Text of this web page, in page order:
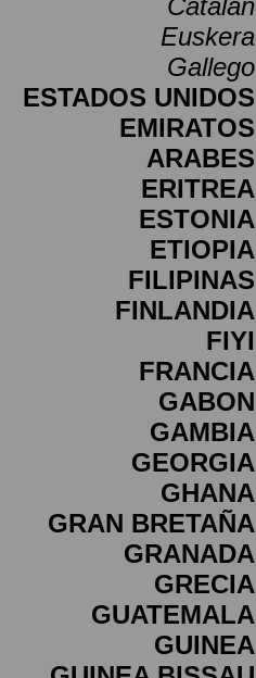
Catalán
Euskera
Gallego
ESTADOS UNIDOS
EMIRATOS
ARABES
ERITREA
ESTONIA
ETIOPIA
FILIPINAS
FINLANDIA
FIYI
FRANCIA
GABON
GAMBIA
GEORGIA
GHANA
GRAN BRETAÑA
GRANADA
GRECIA
GUATEMALA
GUINEA